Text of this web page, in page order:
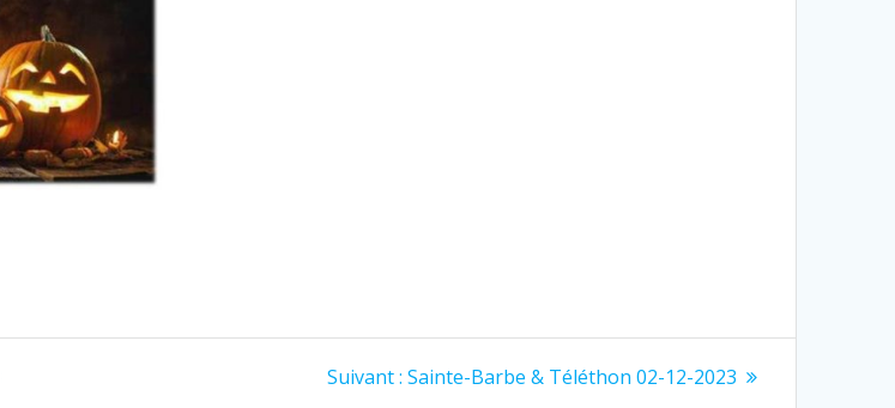
Suivant : Article
Sainte-Barbe & Téléthon 02-12-2023